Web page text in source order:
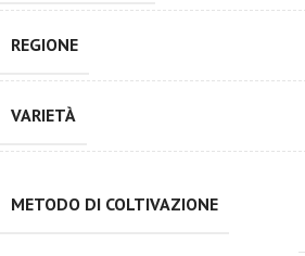
REGIONE
VARIETÀ
METODO DI COLTIVAZIONE